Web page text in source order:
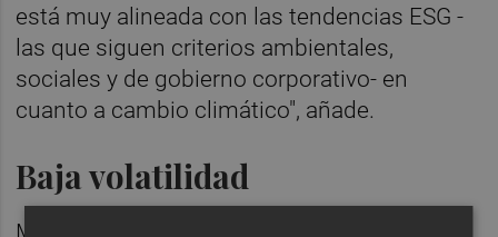
está muy alineada con las tendencias ESG -
las que siguen criterios ambientales,
sociales y de gobierno corporativo- en
cuanto a cambio climático", añade.
Baja volatilidad